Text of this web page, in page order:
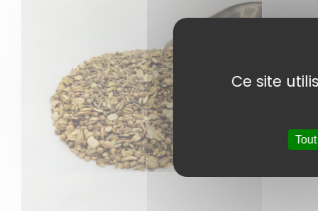
1
Ce site